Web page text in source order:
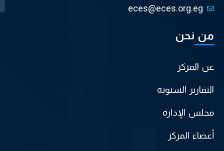
eces@eces.org.eg
من نحن
عن المركز
التقارير السنوية
مجلس الإدارة
أعضاء المركز